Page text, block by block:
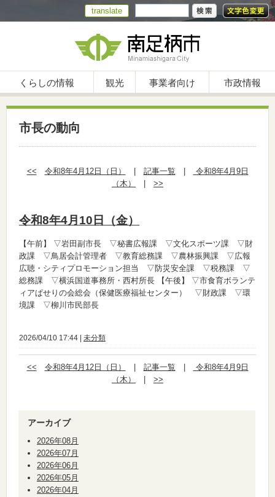
translate
くらしの情報 観光 事業者向け 市政情報
市長の動向
<< 令和8年4月12日（日） 記事一覧
令和8年4月9日
（木）
>>
令和8年4月10日（金）
【午前】
▽岩田副市長 ▽秘書広報課 ▽文化スポーツ課 ▽財
政課 ▽鳥居会計管理者 ▽教育総務課 ▽農林振興課 ▽広報
広聴・シティプロモーション担当 ▽防災安全課 ▽税務課 ▽
総務課 ▽横浜国道事務所・西村所長 【午後】
▽市食育ボランテ
ィアぱせりの会総会（保健医療福祉センター） ▽財政課 ▽環
境課 ▽柳川市民部長
2026/04/10 17:44 | 未分類
<< 令和8年4月12日（日） 記事一覧
令和8年4月9日
（木）
>>
アーカイブ
2026年08月
2026年07月
2026年06月
2026年05月
2026年04月